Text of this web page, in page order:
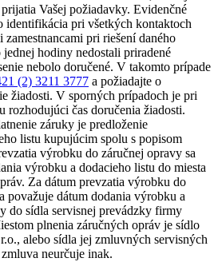
Vašej požiadavky. Evidenčné
identifikácia pri všetkých kontaktoch
zamestnancami pri riešení daného
hodiny nedostali priradené
nebolo doručené. V takomto prípade
(2) 3211 3777 a požiadajte o
žiadosti. V sporných prípadoch je pri
rozhodujúci čas doručenia žiadosti.
záruky je predloženie
listu kupujúcim spolu s popisom
výrobku do záručnej opravy sa
výrobku a dodacieho listu do miesta
Za dátum prevzatia výrobku do
považuje dátum dodania výrobku a
do sídla servisnej prevádzky firmy
plnenia záručných opráv je sídlo
alebo sídla jej zmluvných servisných
neurčuje inak.